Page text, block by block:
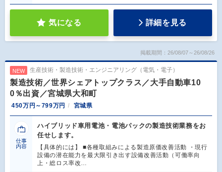
気になる 詳細を見る
掲載期間：26/08/07～26/08/26
NEW 生産技術・製造技術・エンジニアリング（電気・電子）
製造技術／世界シェアトップクラス／大手自動車10
0％出資／宮城県大和町
450万円～799万円 宮城県
仕事
内容
ハイブリッド車用電池・電池パックの製造技術業務をお
任せします。
【具体的には】 ■各種取組みによる製造原価改善活動 ・現行
設備の潜在能力を最大限引き出す設備改善活動（可働率向
上・総ロス率改…